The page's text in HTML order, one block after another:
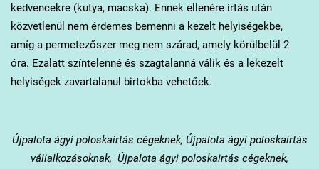
kedvencekre (kutya, macska). Ennek ellenére irtás után
közvetlenül nem érdemes bemenni a kezelt helyiségekbe,
amíg a permetezőszer meg nem szárad, amely körülbelül 2
óra. Ezalatt színtelenné és szagtalanná válik és a lekezelt
helyiségek zavartalanul birtokba vehetőek.
Újpalota ágyi poloskairtás cégeknek, Újpalota ágyi poloskairtás
vállalkozásoknak, Újpalota ágyi poloskairtás cégeknek,